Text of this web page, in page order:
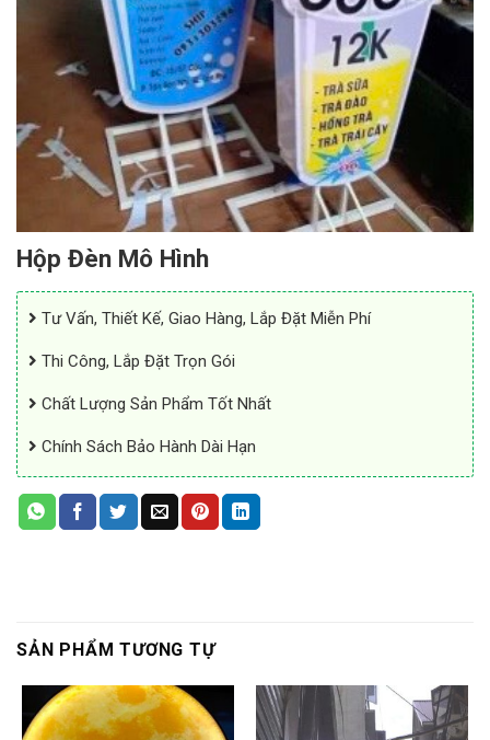
Hộp Đèn Mô Hình
Tư Vấn, Thiết Kế, Giao Hàng, Lắp Đặt Miễn Phí
Thi Công, Lắp Đặt Trọn Gói
Chất Lượng Sản Phẩm Tốt Nhất
Chính Sách Bảo Hành Dài Hạn
SẢN PHẨM TƯƠNG TỰ